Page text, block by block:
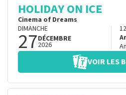
HOLIDAY ON ICE
Cinema of Dreams
DIMANCHE
27DÉCEMBRE
2026
VOIR LES